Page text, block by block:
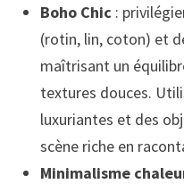
Boho Chic :
(rotin, lin, coton) et
maîtrisant un
textures douces.
luxuriantes et des
scène riche en
Minimalisme